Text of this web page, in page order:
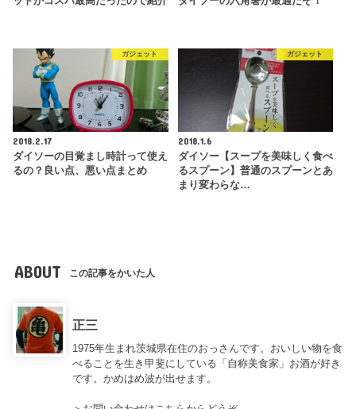
ガジェット
2018.2.17
ダイソーの目覚まし時計って使え
るの？良い点、悪い点まとめ
ガジェット
2018.1.6
ダイソー【スープを美味しく食べ
るスプーン】普通のスプーンとあ
まり変わらな…
ABOUT この記事をかいた人
正三
1975年生まれ茨城県在住のおっさんです。おいしい物を食
べることを生き甲斐にしている「自称美食家」お酒が好き
です。かめはめ波が出せます。